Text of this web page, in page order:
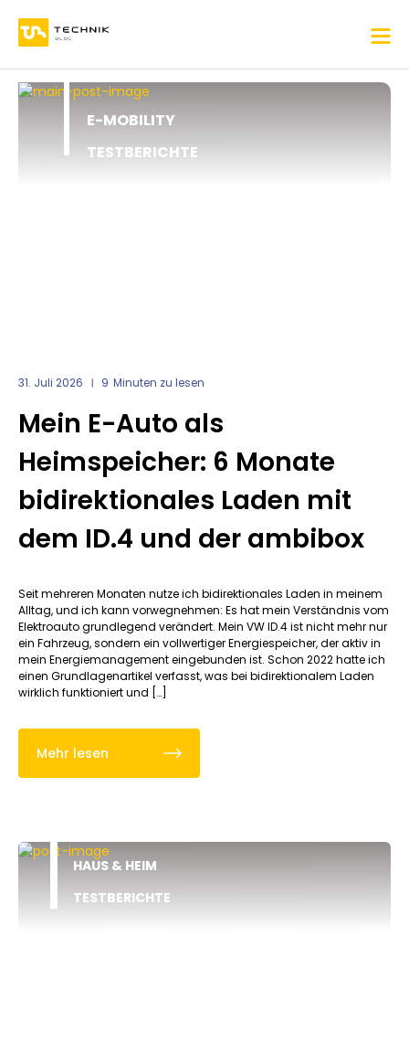
E-MOBILITY
TESTBERICHTE
31. Juli 2026 9 Minuten zu lesen
Mein E-Auto als
Heimspeicher: 6 Monate
bidirektionales Laden mit
dem ID.4 und der ambibox
Seit mehreren Monaten nutze ich bidirektionales Laden in meinem
Alltag, und ich kann vorwegnehmen: Es hat mein Verständnis vom
Elektroauto grundlegend verändert. Mein VW ID.4 ist nicht mehr nur
ein Fahrzeug, sondern ein vollwertiger Energiespeicher, der aktiv in
mein Energiemanagement eingebunden ist. Schon 2022 hatte ich
einen Grundlagenartikel verfasst, was bei bidirektionalem Laden
wirklich funktioniert und […]
Mehr lesen
HAUS & HEIM
TESTBERICHTE